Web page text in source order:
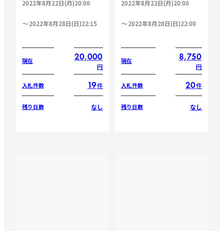
2022年8月22日(月)20:00
2022年8月28日(日)22:15
現在 20,000
円
入札件数 19件
残り日数 なし
2022年8月22日(月)20:00
2022年8月28日(日)22:00
現在 8,750
円
入札件数 20件
残り日数 なし